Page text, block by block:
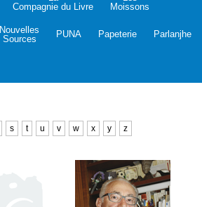
Compagnie du Livre
Moissons
Nouvelles
Sources
PUNA Papeterie Parlanjhe
s t u v w x y z